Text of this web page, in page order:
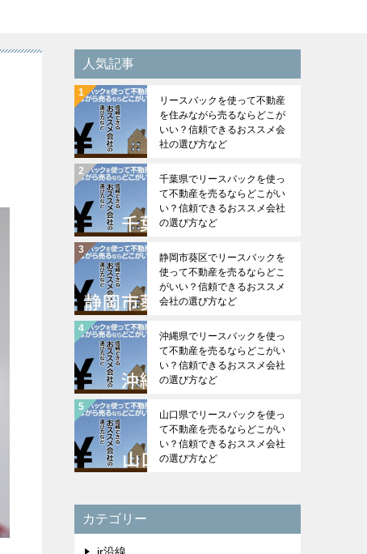
人気記事
リースバックを使って不動産
を住みながら売るならどこが
いい？信頼できるおススメ会
社の選び方など
千葉県でリースバックを使っ
て不動産を売るならどこがい
い？信頼できるおススメ会社
の選び方など
静岡市葵区でリースバックを
使って不動産を売るならどこ
がいい？信頼できるおススメ
会社の選び方など
沖縄県でリースバックを使っ
て不動産を売るならどこがい
い？信頼できるおススメ会社
の選び方など
山口県でリースバックを使っ
て不動産を売るならどこがい
い？信頼できるおススメ会社
の選び方など
カテゴリー